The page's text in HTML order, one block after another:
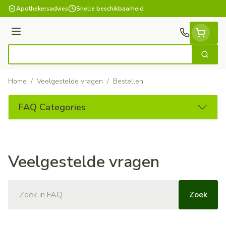
Ga naar de inhoud
Apothekersadvies Snelle beschikbaarheid
Menu
Zoek
Home / Veelgestelde vragen / Bestellen
FAQ Categories
Veelgestelde vragen
Zoek